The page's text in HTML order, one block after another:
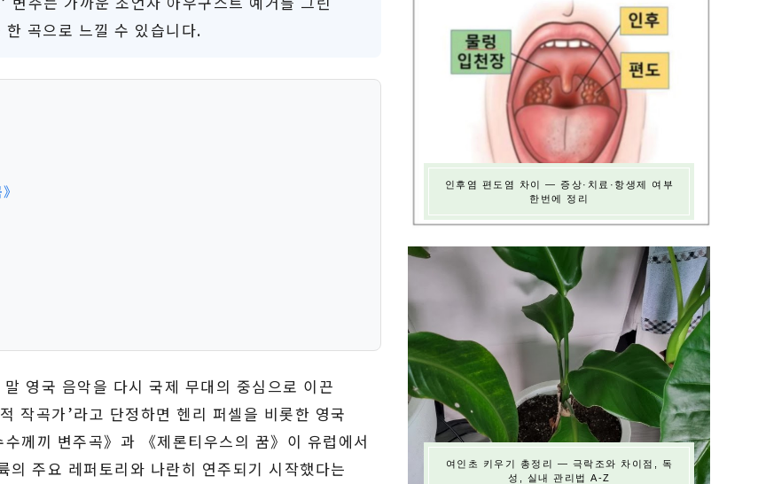
곡으로 느낄 수 있습니다.
영국 음악을 다시 국제 무대의 중심으로 이끈
작곡가’라고 단정하면 헨리 퍼셀을 비롯한 영국
께끼 변주곡》과 《제론티우스의 꿈》이 유럽에서
주요 레퍼토리와 나란히 연주되기 시작했다는
인후염 편도염 차이 — 증상·치료·항생제 여부
한번에 정리
여인초 키우기 총정리 — 극락조와 차이점, 독
성, 실내 관리법 A-Z